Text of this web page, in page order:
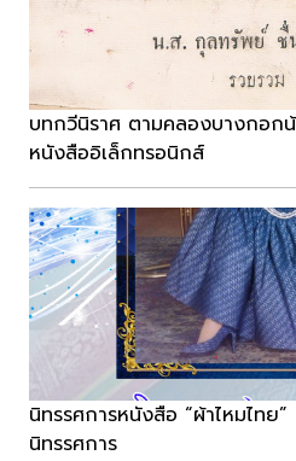
บทกวีนิราศ ตามคลองบางกอก
หนังสืออิเล็กทรอนิกส์
นิทรรศการหนังสือ “ผ้าไหมไทย”
นิทรรศการ